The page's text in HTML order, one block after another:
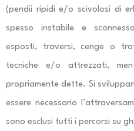
(pendii ripidi e/o scivolosi di
spesso instabile e
esposti, traversi, cenge o
tecniche e/o attrezzati,
propriamente dette. Si
essere necessario
sono esclusi tutti i percorsi su